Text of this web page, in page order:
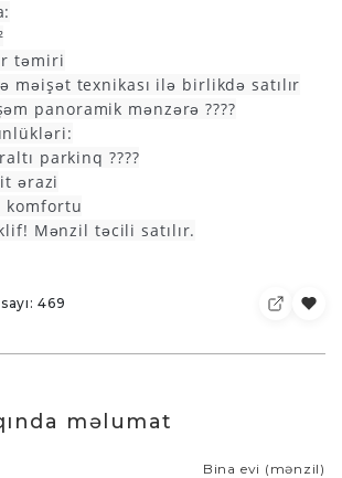
təmiri
məişət texnikası ilə birlikdə satılır
panoramik mənzərə ????
parkinq ????
ərazi
komfortu
Mənzil təcili satılır.
469
məlumat
Bina evi (mənzil)